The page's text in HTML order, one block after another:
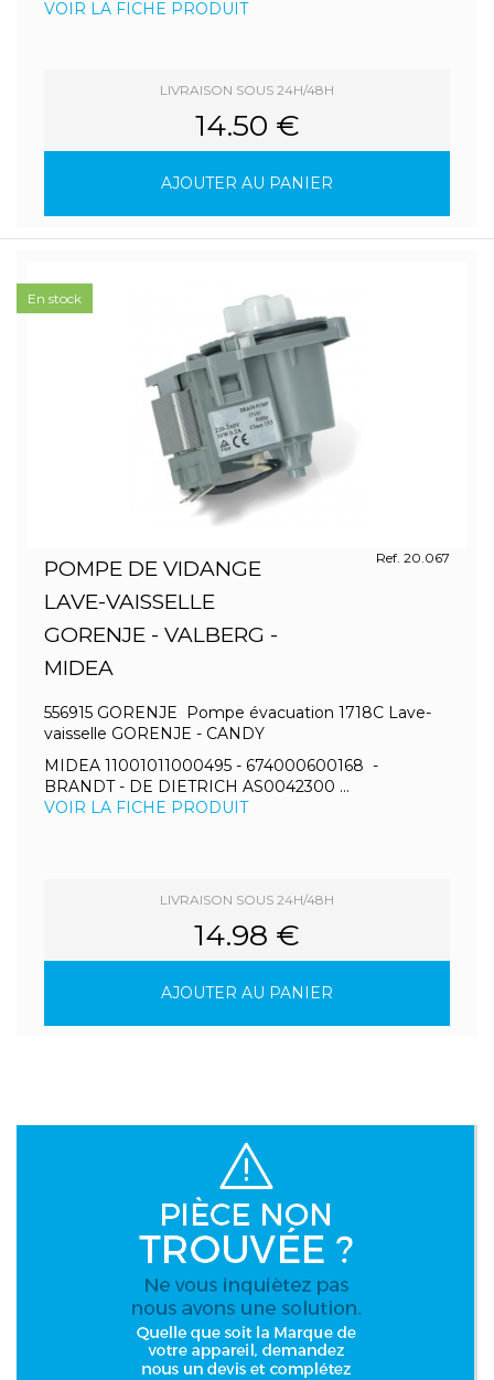
VOIR LA FICHE PRODUIT
LIVRAISON SOUS 24H/48H
14.50 €
AJOUTER AU PANIER
POMPE DE VIDANGE
LAVE-VAISSELLE
GORENJE - VALBERG -
MIDEA
Ref. 20.067
556915 GORENJE Pompe évacuation 1718C Lave-
vaisselle GORENJE - CANDY
MIDEA 11001011000495 - 674000600168 -
BRANDT - DE DIETRICH AS0042300 ...
VOIR LA FICHE PRODUIT
LIVRAISON SOUS 24H/48H
14.98 €
AJOUTER AU PANIER
En stock